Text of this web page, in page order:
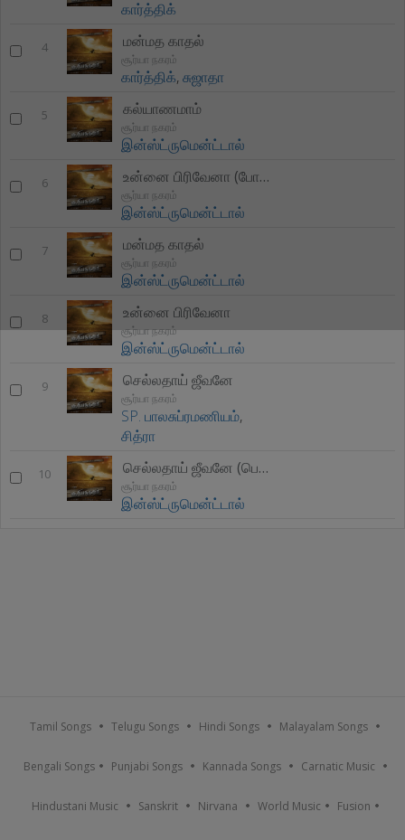
கார்த்திக்
4 மன்மத காதல்
சூர்யா நகரம்
கார்த்திக்,சுஜாதா
5 கல்யாணமாம்
சூர்யா நகரம்
இன்ஸ்ட்ருமென்ட்டால்
6 உன்னை பிரிவேனா (போர் வூடுவிண்ட்ஸ)
சூர்யா நகரம்
இன்ஸ்ட்ருமென்ட்டால்
7 மன்மத காதல்
சூர்யா நகரம்
இன்ஸ்ட்ருமென்ட்டால்
8 உன்னை பிரிவேனா
சூர்யா நகரம்
இன்ஸ்ட்ருமென்ட்டால்
9 செல்லதாய் ஜீவனே
சூர்யா நகரம்
SP. பாலசுப்ரமணியம்,
சித்ரா
10 செல்லதாய் ஜீவனே (பெண் விஅல்லீ வேர்சின்)
சூர்யா நகரம்
இன்ஸ்ட்ருமென்ட்டால்
Tamil Songs Telugu Songs Hindi Songs Malayalam Songs
Bengali Songs Punjabi Songs Kannada Songs Carnatic Music
Hindustani Music Sanskrit Nirvana World Music Fusion